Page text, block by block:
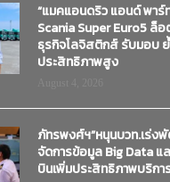
“แมคแอนดริว แอนด์ พาร์
Scania Super Euro5 ล็
ธุรกิจโลจิสติกส์ รับมอบ
ประสิทธิภาพสูง
ภัทรพงศ์ฯ”หนุนบวท.เร่ง
จัดการข้อมูล Big Data แ
บินเพิ่มประสิทธิภาพบริกา